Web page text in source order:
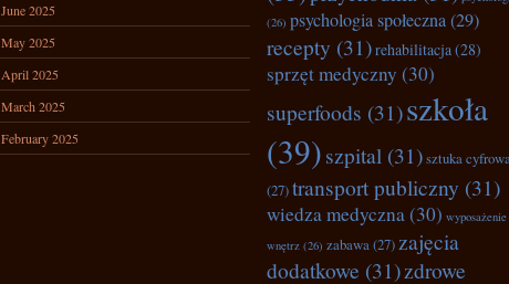
June 2025
May 2025
April 2025
March 2025
February 2025
(26) psychologia społeczna(29)
recepty (31)rehabilitacja(28)
sprzęt medyczny (30)
superfoods (31)szkoła
(39)szpital (31)sztuka
(27)transport publiczny (31)
wiedza medyczna(30) wyposażenie
wnętrz (26) zabawa(27) zajęcia
dodatkowe (31)zdrowe